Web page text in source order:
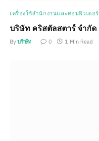
เครื่องใช้สำนักงานและคอมพิวเตอร์
บริษัท คริสตัลสตาร์ จำกัด
By บริษัท 0 1 Min Read